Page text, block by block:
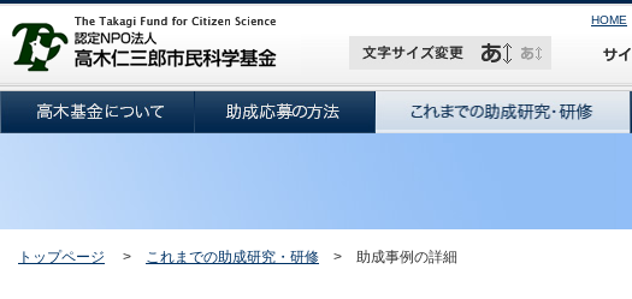
HOME
トップページ > これまでの助成研究・研修 > 助成事例の詳細